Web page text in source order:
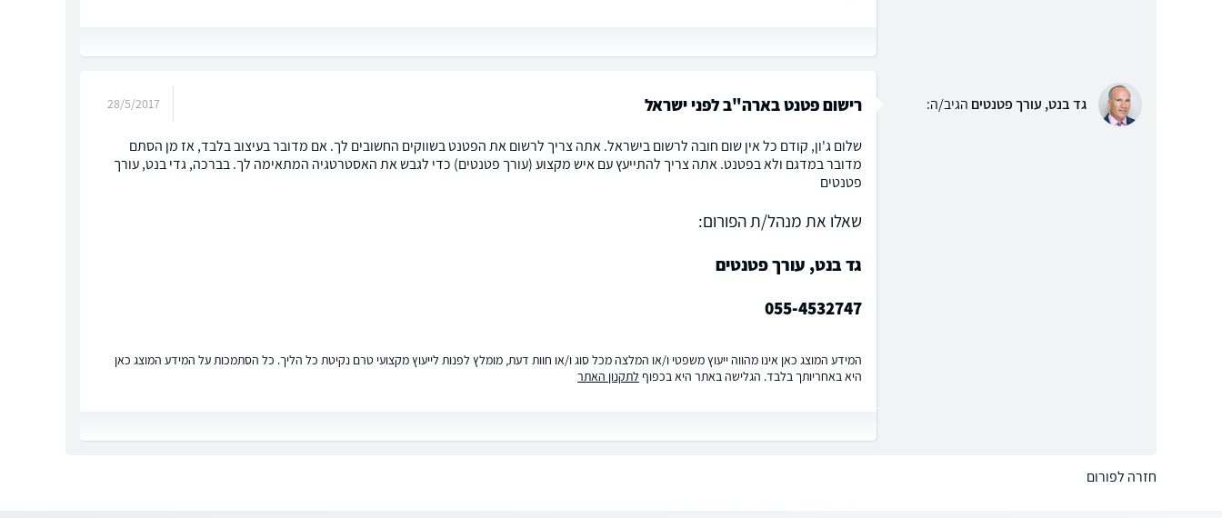
גד בנט, עורך פטנטים הגיב/ה: רישום פטנט בארה"ב לפני ישראל 28/5/2017
שלום ג'ון, קודם כל אין שום חובה לרשום בישראל. אתה צריך לרשום את הפטנט בשווקים החשובים לך. אם מדובר בעיצוב בלבד, אז מן הסתם
מדובר במדגם ולא בפטנט. אתה צריך להתייעץ עם איש מקצוע (עורך פטנטים) כדי לגבש את האסטרטגיה המתאימה לך. בברכה, גדי בנט, עורך
פטנטים
שאלו את מנהל/ת הפורום:
גד בנט, עורך פטנטים
055-4532747
המידע המוצג כאן אינו מהווה ייעוץ משפטי ו/או המלצה מכל סוג ו/או חוות דעת, מומלץ לפנות לייעוץ מקצועי טרם נקיטת כל הליך. כל הסתמכות על המידע המוצג כאן
היא באחריותך בלבד. הגלישה באתר היא בכפוף לתקנון האתר
חזרה לפורום